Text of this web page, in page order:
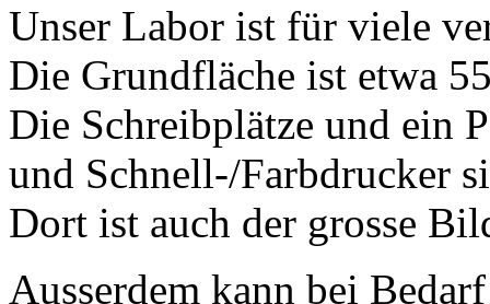
Unser Labor ist für viele
Die Grundfläche ist etwa
Die Schreibplätze und ein
und Schnell-/Farbdrucker
Dort ist auch der grosse
Ausserdem kann bei